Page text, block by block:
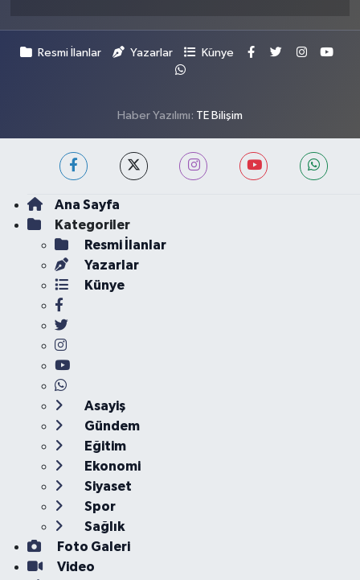
Resmi İlanlar Yazarlar Künye
Haber Yazılımı: TE Bilişim
Ana Sayfa
Kategoriler
Resmi İlanlar
Yazarlar
Künye
Asayiş
Gündem
Eğitim
Ekonomi
Siyaset
Spor
Sağlık
Foto Galeri
Video